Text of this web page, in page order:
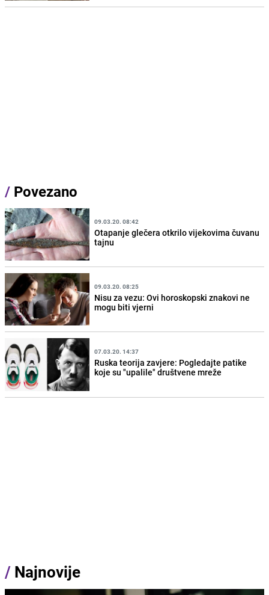
/ Povezano
09.03.20. 08:42
Otapanje glečera otkrilo vijekovima čuvanu
tajnu
09.03.20. 08:25
Nisu za vezu: Ovi horoskopski znakovi ne
mogu biti vjerni
07.03.20. 14:37
Ruska teorija zavjere: Pogledajte patike
koje su "upalile" društvene mreže
/ Najnovije